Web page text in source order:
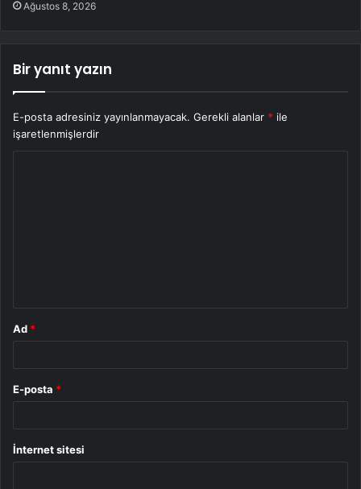
Ağustos 8, 2026
Bir yanıt yazın
E-posta adresiniz yayınlanmayacak. Gerekli alanlar * ile
işaretlenmişlerdir
Ad *
E-posta *
İnternet sitesi